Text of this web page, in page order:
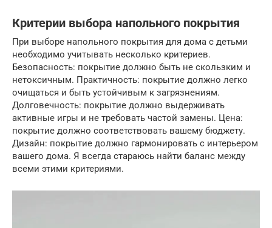
Критерии выбора напольного покрытия
При выборе напольного покрытия для дома с детьми
необходимо учитывать несколько критериев.
Безопасность: покрытие должно быть не скользким и
нетоксичным. Практичность: покрытие должно легко
очищаться и быть устойчивым к загрязнениям.
Долговечность: покрытие должно выдерживать
активные игры и не требовать частой замены. Цена:
покрытие должно соответствовать вашему бюджету.
Дизайн: покрытие должно гармонировать с интерьером
вашего дома. Я всегда стараюсь найти баланс между
всеми этими критериями.